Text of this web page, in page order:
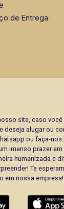
de Entrega
site, caso você
deseja alugar ou
ou faça-nos
imenso prazer em
humanizada e
Te
em nossa empresa!